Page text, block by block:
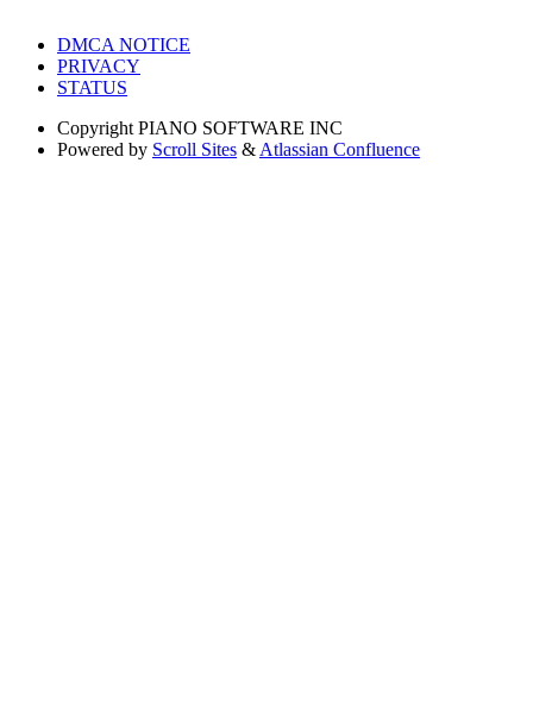
DMCA NOTICE
PRIVACY
STATUS
Copyright PIANO SOFTWARE INC
Powered by Scroll Sites & Atlassian Confluence